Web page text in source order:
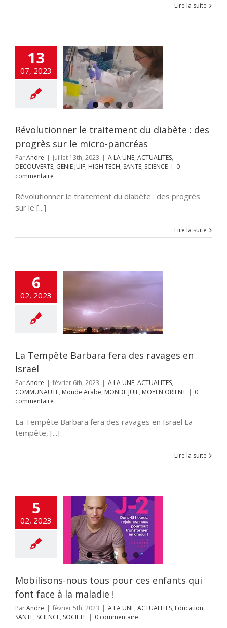
Lire la suite
13
07, 2023
le
du diabète
sur le
pancréas
ACTUALITES
Révolutionner le traitement du diabète : des
progrès sur le micro-pancréas
ParAndre | juillet 13th, 2023 | A LA UNE, ACTUALITES,
DECOUVERTE, GENIE JUIF, HIGH TECH, SANTE, SCIENCE | 0
commentaire
Révolutionner le traitement du diabète : des progrès
sur le [...]
Lire la suite
6
02, 2023
Barbara
ravages en
Israël
ACTUALITES
Monde
La Tempête Barbara fera des ravages en
Israël
ParAndre | février 6th, 2023 | A LA UNE, ACTUALITES,
COMMUNAUTE, Monde Arabe, MONDE JUIF, MOYEN ORIENT | 0
commentaire
La Tempête Barbara fera des ravages en Israël La
tempête, [...]
Lire la suite
5
02, 2023
nous tous
enfants qui
à la maladie !
ACTUALITES
Mobilisons-nous tous pour ces enfants qui
font face à la maladie !
ParAndre | février 5th, 2023 | A LA UNE, ACTUALITES, Education,
SANTE, SCIENCE, SOCIETE | 0 commentaire